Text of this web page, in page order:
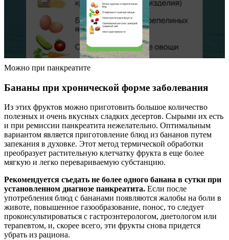
Можно при панкреатите
Бананы при хронической форме заболевания
Из этих фруктов можно приготовить большое количество
полезных и очень вкусных сладких десертов. Сырыми их есть
и при ремиссии панкреатита нежелательно. Оптимальным
вариантом является приготовление блюд из бананов путем
запекания в духовке. Этот метод термической обработки
преобразует растительную клетчатку фрукта в еще более
мягкую и легко перевариваемую субстанцию.
Рекомендуется съедать не более одного банана в сутки при
установленном диагнозе панкреатита. Если после
употребления блюд с бананами появляются жалобы на боли в
животе, повышенное газообразование, понос, то следует
проконсультироваться с гастроэнтерологом, диетологом или
терапевтом, и, скорее всего, эти фрукты снова придется
убрать из рациона.